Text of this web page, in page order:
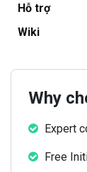
Hỗ trợ
Wiki
Why
Expert
Free